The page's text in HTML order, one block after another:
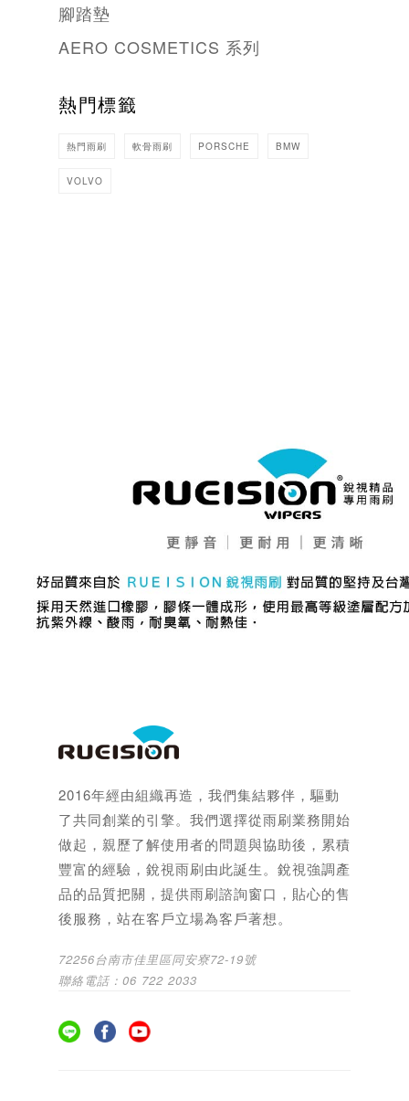
腳踏墊
AERO COSMETICS 系列
熱門標籤
熱門雨刷 軟骨雨刷 PORSCHE BMW
VOLVO
2016年經由組織再造，我們集結夥伴，驅動
了共同創業的引擎。我們選擇從雨刷業務開始
做起，親歷了解使用者的問題與協助後，累積
豐富的經驗，銳視雨刷由此誕生。銳視強調產
品的品質把關，提供雨刷諮詢窗口，貼心的售
後服務，站在客戶立場為客戶著想。
72256台南市佳里區同安寮72-19號
聯絡電話：06 722 2033